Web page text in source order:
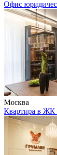
Офис
Москва
Квартира в ЖК